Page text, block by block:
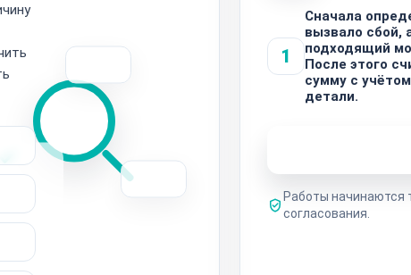
1
Сначала
вызвало сбой,
подходящий
После этого
сумму с
детали.
Работы начинаются
согласования.